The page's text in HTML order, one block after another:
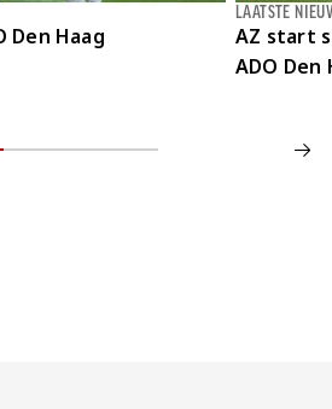
Den Haag
AZ start
ADO Den
LAATSTE